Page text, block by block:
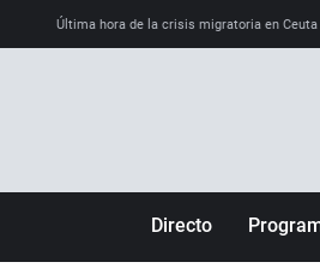
Última hora de la crisis migratoria en Ceuta
Directo